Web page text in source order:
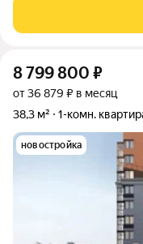
закрытые дворы,
доступа. Особое
8 799 800 ₽
от 36 879 ₽ в месяц
38,3 м²
1-комн.
новостройка